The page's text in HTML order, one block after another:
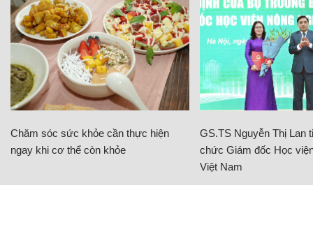
Chăm sóc sức khỏe cần thực hiện
ngay khi cơ thể còn khỏe
GS.TS Nguyễn Thị Lan
chức Giám đốc Học
Việt Nam